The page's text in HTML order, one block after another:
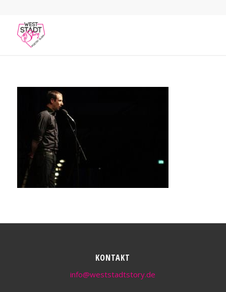
KONTAKT
info@weststadtstory.de